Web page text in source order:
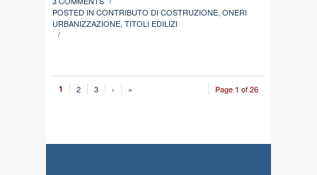
POSTED IN CONTRIBUTO DI COSTRUZIONE, ONERI
URBANIZZAZIONE, TITOLI EDILIZI
/
Page 1 of 26
1 2 3 › »